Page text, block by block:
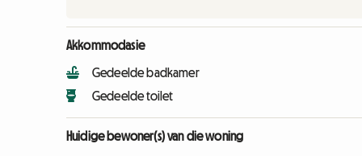
Akkommodasie
Gedeelde badkamer
Gedeelde toilet
Huidige bewoner(s) van die woning